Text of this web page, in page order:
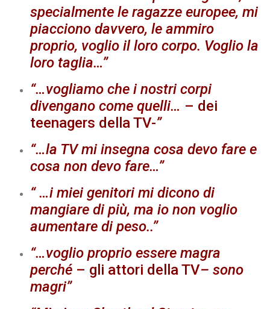
specialmente le ragazze europee, mi
piacciono davvero, le ammiro
proprio, voglio il loro corpo. Voglio la
loro taglia…”
“…vogliamo che i nostri corpi
divengano come quelli… – dei
teenagers della TV-”
“…la TV mi insegna cosa devo fare e
cosa non devo fare…”
“ …i miei genitori mi dicono di
mangiare di più, ma io non voglio
aumentare di peso..”
“…voglio proprio essere magra
perché – gli attori della TV– sono
magri”